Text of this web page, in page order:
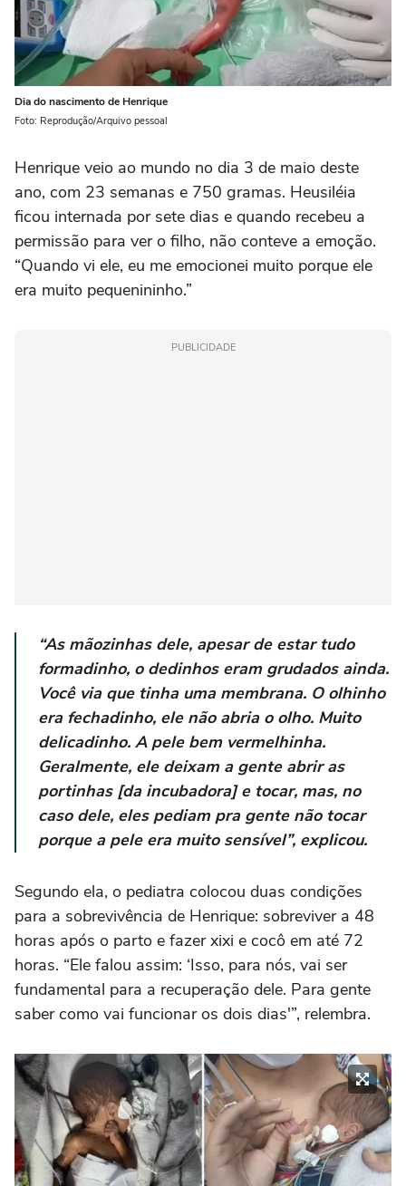
Dia do nascimento de Henrique
Foto: Reprodução/Arquivo pessoal
Henrique veio ao mundo no dia 3 de maio deste
ano, com 23 semanas e 750 gramas. Heusiléia
ficou internada por sete dias e quando recebeu a
permissão para ver o filho, não conteve a emoção.
“Quando vi ele, eu me emocionei muito porque ele
era muito pequenininho.”
PUBLICIDADE
“As mãozinhas dele, apesar de estar tudo
formadinho, o dedinhos eram grudados ainda.
Você via que tinha uma membrana. O olhinho
era fechadinho, ele não abria o olho. Muito
delicadinho. A pele bem vermelhinha.
Geralmente, ele deixam a gente abrir as
portinhas [da incubadora] e tocar, mas, no
caso dele, eles pediam pra gente não tocar
porque a pele era muito sensível”, explicou.
Segundo ela, o pediatra colocou duas condições
para a sobrevivência de Henrique: sobreviver a 48
horas após o parto e fazer xixi e cocô em até 72
horas. “Ele falou assim: ‘Isso, para nós, vai ser
fundamental para a recuperação dele. Para gente
saber como vai funcionar os dois dias'”, relembra.